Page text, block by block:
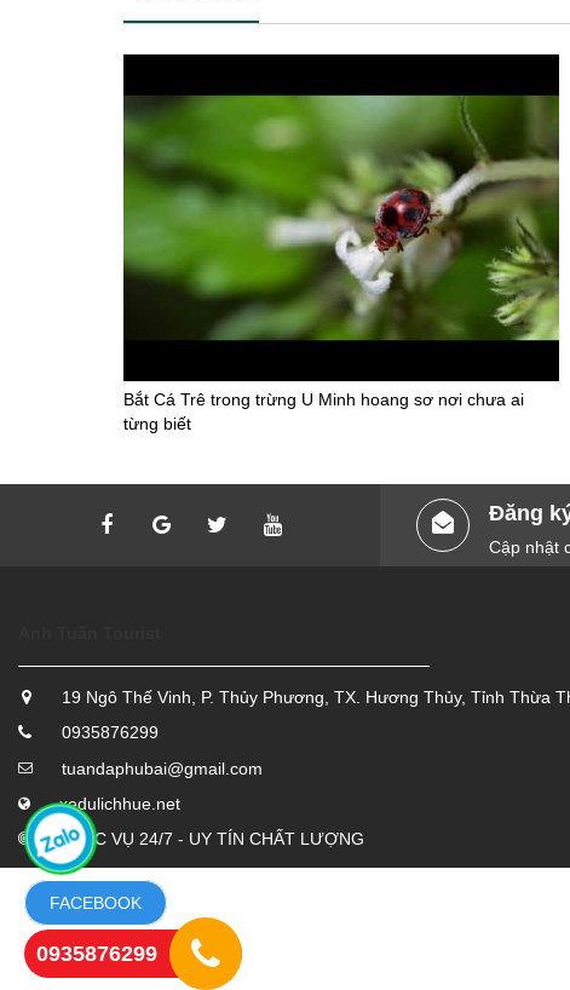
Bắt Cá Trê trong trừng U Minh hoang sơ nơi chưa ai
từng biết
Đăng
Cập nhật
19 Ngô Thế Vinh, P. Thủy Phương, TX. Hương Thủy, Tỉnh Thừa
0935876299
tuandaphubai@gmail.com
xedulichhue.net
PHỤC VỤ 24/7 - UY TÍN CHẤT LƯỢNG
FACEBOOK
0935876299